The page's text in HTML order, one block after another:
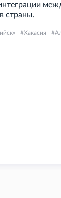
страны.
Хакасия